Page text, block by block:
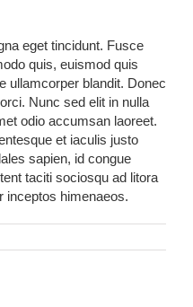
eget tincidunt. Fusce
quis, euismod quis
ullamcorper blandit. Donec
Nunc sed elit in nulla
odio accumsan laoreet.
et iaculis justo
sapien, id congue
taciti sociosqu ad litora
inceptos himenaeos.